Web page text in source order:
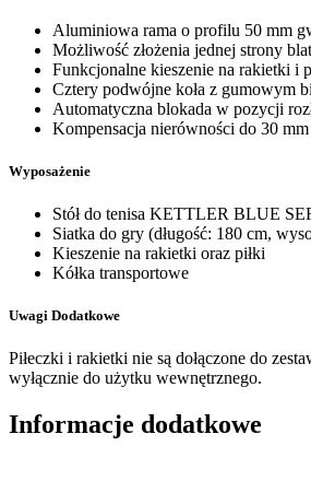
Aluminiowa rama o profilu 50 mm
Możliwość złożenia jednej strony
Funkcjonalne kieszenie na rakietki i
Cztery podwójne koła z gumowym
Automatyczna blokada w pozycji
Kompensacja nierówności do 30 mm
Wyposażenie
Stół do tenisa KETTLER BLUE
Siatka do gry (długość: 180 cm,
Kieszenie na rakietki oraz piłki
Kółka transportowe
Uwagi Dodatkowe
Piłeczki i rakietki nie są dołączone do
wyłącznie do użytku wewnętrznego.
Informacje dodatkowe